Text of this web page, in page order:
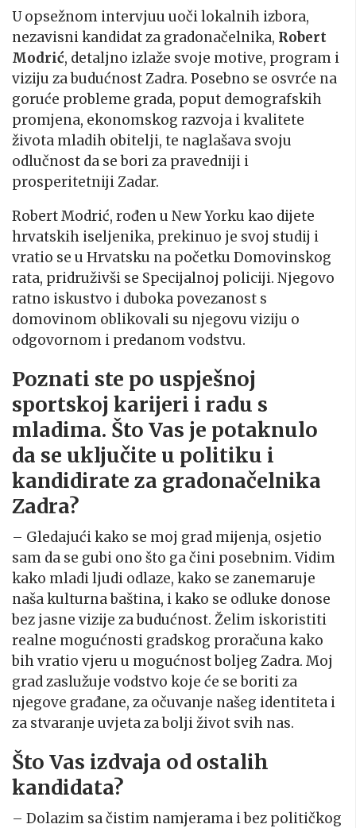
U opsežnom intervjuu uoči lokalnih izbora,
nezavisni kandidat za gradonačelnika, Robert
Modrić, detaljno izlaže svoje motive, program i
viziju za budućnost Zadra. Posebno se osvrće na
goruće probleme grada, poput demografskih
promjena, ekonomskog razvoja i kvalitete
života mladih obitelji, te naglašava svoju
odlučnost da se bori za pravedniji i
prosperitetniji Zadar.
Robert Modrić, rođen u New Yorku kao dijete
hrvatskih iseljenika, prekinuo je svoj studij i
vratio se u Hrvatsku na početku Domovinskog
rata, pridruživši se Specijalnoj policiji. Njegovo
ratno iskustvo i duboka povezanost s
domovinom oblikovali su njegovu viziju o
odgovornom i predanom vodstvu.
Poznati ste po uspješnoj
sportskoj karijeri i radu s
mladima. Što Vas je potaknulo
da se uključite u politiku i
kandidirate za gradonačelnika
Zadra?
– Gledajući kako se moj grad mijenja, osjetio
sam da se gubi ono što ga čini posebnim. Vidim
kako mladi ljudi odlaze, kako se zanemaruje
naša kulturna baština, i kako se odluke donose
bez jasne vizije za budućnost. Želim iskoristiti
realne mogućnosti gradskog proračuna kako
bih vratio vjeru u mogućnost boljeg Zadra. Moj
grad zaslužuje vodstvo koje će se boriti za
njegove građane, za očuvanje našeg identiteta i
za stvaranje uvjeta za bolji život svih nas.
Što Vas izdvaja od ostalih
kandidata?
– Dolazim sa čistim namjerama i bez političkog